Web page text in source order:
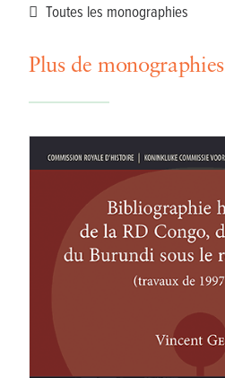
Toutes les monographies
Plus de monographies